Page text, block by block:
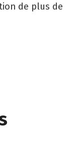
de plus de